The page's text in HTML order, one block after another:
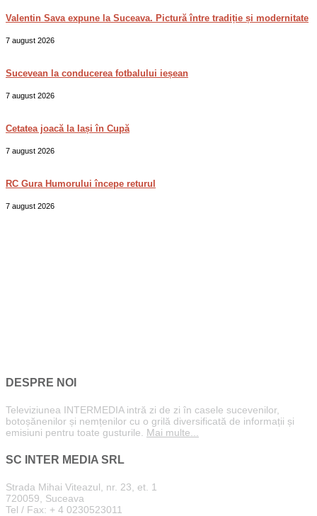
Valentin Sava expune la Suceava. Pictură între tradiție și modernitate
7 august 2026
Sucevean la conducerea fotbalului ieșean
7 august 2026
Cetatea joacă la Iași în Cupă
7 august 2026
RC Gura Humorului începe returul
7 august 2026
DESPRE NOI
Televiziunea INTERMEDIA intră zi de zi în casele sucevenilor,
botoșănenilor și nemțenilor cu o grilă diversificată de informații și
emisiuni pentru toate gusturile. Mai multe...
SC INTER MEDIA SRL
Strada Mihai Viteazul, nr. 23, et. 1
720059, Suceava
Tel / Fax: + 4 0230523011